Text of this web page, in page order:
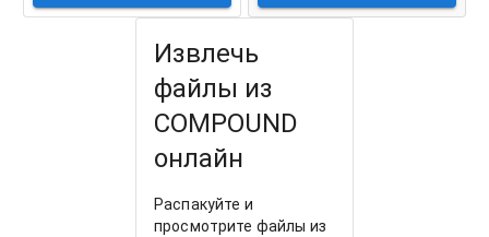
Извлечь
файлы из
COMPOUND
онлайн
Распакуйте и
просмотрите файлы из